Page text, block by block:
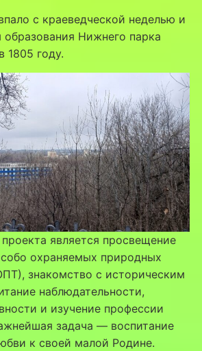
с краеведческой неделью и
Нижнего парка
1805 году.
является просвещение
охраняемых природных
знакомство с историческим
наблюдательности,
и изучение профессии
задача — воспитание
к своей малой Родине.